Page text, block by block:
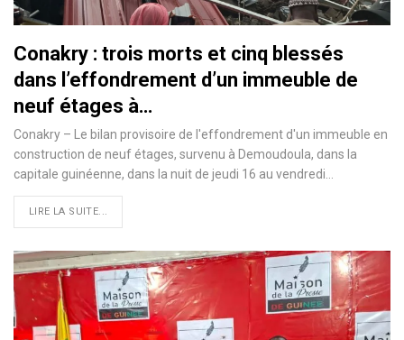
Conakry : trois morts et cinq blessés
dans l’effondrement d’un immeuble de
neuf étages à…
Conakry – Le bilan provisoire de l'effondrement d'un immeuble en
construction de neuf étages, survenu à Demoudoula, dans la
capitale guinéenne, dans la nuit de jeudi 16 au vendredi…
LIRE LA SUITE...